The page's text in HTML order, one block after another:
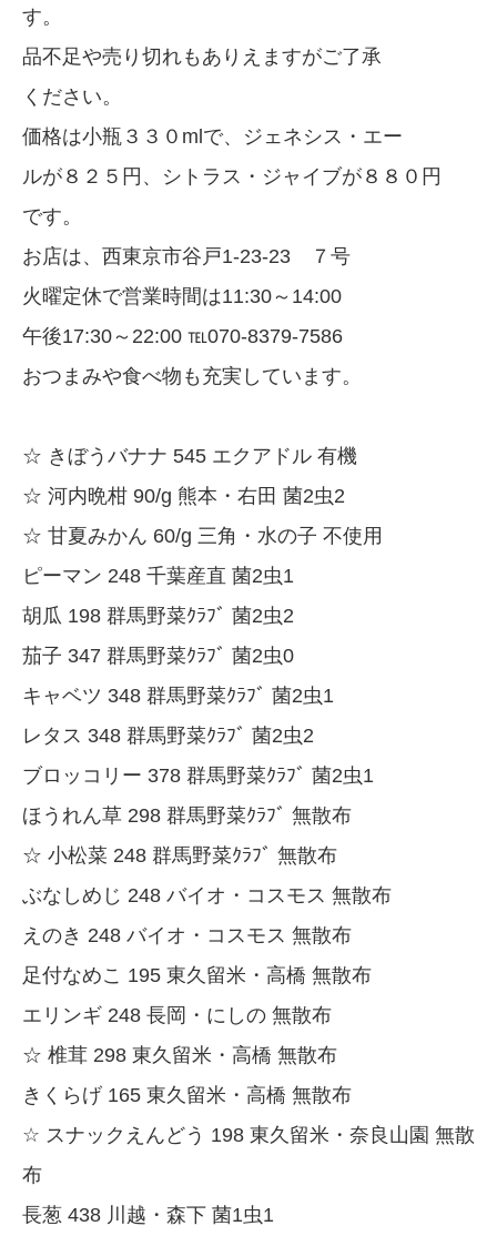
す。
品不足や売り切れもありえますがご了承
ください。
価格は小瓶３３０mlで、ジェネシス・エー
ルが８２５円、シトラス・ジャイブが８８０円
です。
お店は、西東京市谷戸1-23-23 ７号
火曜定休で営業時間は11:30～14:00
午後17:30～22:00 ℡070-8379-7586
おつまみや食べ物も充実しています。
☆ きぼうバナナ 545 エクアドル 有機
☆ 河内晩柑 90/g 熊本・右田 菌2虫2
☆ 甘夏みかん 60/g 三角・水の子 不使用
ピーマン 248 千葉産直 菌2虫1
胡瓜 198 群馬野菜ｸﾗﾌﾞ 菌2虫2
茄子 347 群馬野菜ｸﾗﾌﾞ 菌2虫0
キャベツ 348 群馬野菜ｸﾗﾌﾞ 菌2虫1
レタス 348 群馬野菜ｸﾗﾌﾞ 菌2虫2
ブロッコリー 378 群馬野菜ｸﾗﾌﾞ 菌2虫1
ほうれん草 298 群馬野菜ｸﾗﾌﾞ 無散布
☆ 小松菜 248 群馬野菜ｸﾗﾌﾞ 無散布
ぶなしめじ 248 バイオ・コスモス 無散布
えのき 248 バイオ・コスモス 無散布
足付なめこ 195 東久留米・高橋 無散布
エリンギ 248 長岡・にしの 無散布
☆ 椎茸 298 東久留米・高橋 無散布
きくらげ 165 東久留米・高橋 無散布
☆ スナックえんどう 198 東久留米・奈良山園 無散
布
長葱 438 川越・森下 菌1虫1